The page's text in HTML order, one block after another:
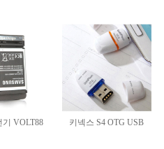
기 VOLT88 키넥스 S4 OTG USB